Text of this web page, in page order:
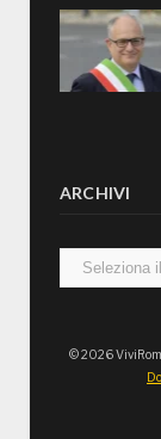
ARCHIVI
Archivi
© 2026